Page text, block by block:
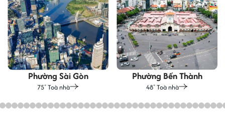
Phường Sài Gòn
75+ Toà nhà
Phường Bến Thành
48+ Toà nhà